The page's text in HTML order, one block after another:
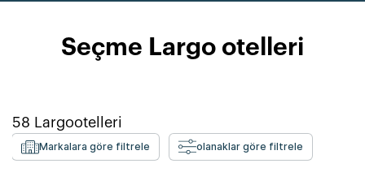
Seçme Largo otelleri
58 Largootelleri
Markalara göre filtrele olanaklar göre filtrele